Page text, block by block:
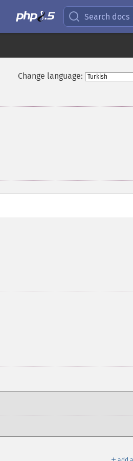
Search docs
Change language: